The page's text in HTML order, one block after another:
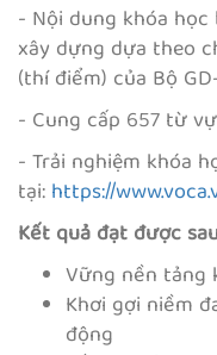
- Nội dung khóa
xây dựng dựa theo
(thí điểm) của Bộ
- Cung cấp 657 từ
- Trải nghiệm khóa
tại:https://
Kết quả đạt được
Vững nền tảng
Khơi gợi niềm
động